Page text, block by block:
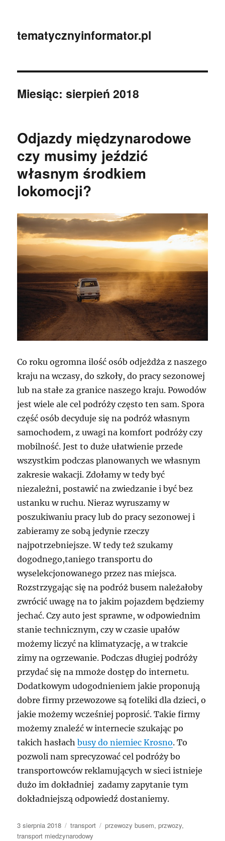
tematycznyinformator.pl
Miesiąc:sierpień 2018
Odjazdy międzynarodowe
czy musimy jeździć
własnym środkiem
lokomocji?
Co roku ogromna ilość osób odjeżdża z naszego
kraju na wczasy, do szkoły, do pracy sezonowej
lub na stałe za granice naszego kraju. Powodów
jest wiele ale cel podróży często ten sam. Spora
część osób decyduje się na podróż własnym
samochodem, z uwagi na komfort podróży czy
mobilność. Jest to duże ułatwienie przede
wszystkim podczas planowanych we własnym
zakresie wakacji. Zdołamy w tedy być
niezależni, postawić na zwiedzanie i być bez
ustanku w ruchu. Nieraz wyruszamy w
poszukiwaniu pracy lub do pracy sezonowej i
zabieramy ze sobą jedynie rzeczy
najpotrzebniejsze. W tedy też szukamy
dogodnego,taniego transportu do
wyselekcjonowanego przez nas miejsca.
Rozstrzygając się na podróż busem należałoby
zwrócić uwagę na to jakim pojazdem będziemy
jechać. Czy auto jest sprawne, w odpowiednim
stanie technicznym, czy w czasie upałów
możemy liczyć na klimatyzację, a w trakcie
zimy na ogrzewanie. Podczas długiej podróży
przydać się na mmoże dostęp do internetu.
Dodatkowym udogodnieniem jakie proponują
dobre firmy przewozowe są foteliki dla dzieci, o
jakie możemy wcześniej poprosić. Takie firmy
możemy znaleźć w internecie szukając po
takich hasłachbusy do niemiec Krosno. To
pozwoli nam sprecyzować cel podróży bo
transportowców reklamujących w sieci istnieje
dużo im dokładniej zadamy zapytanie tym
dokładniejszą odpowiedź dostaniemy.
Data
publikacji
3 sierpnia 2018 Kategorie
transport Tagi
przewozy busem,przwozy,
transport miedzynarodowy